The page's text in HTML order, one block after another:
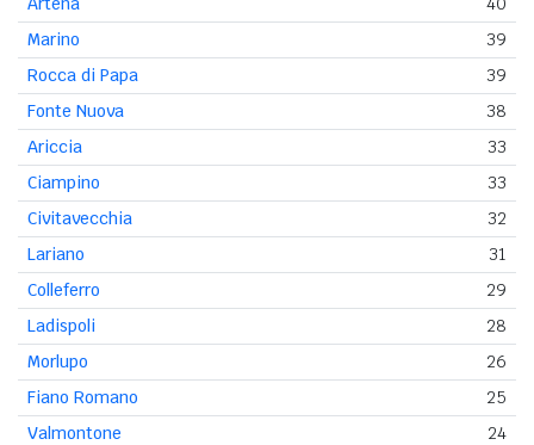
Marino
39
Rocca di Papa
39
Fonte Nuova
38
Ariccia
33
Ciampino
33
Civitavecchia
32
Lariano
31
Colleferro
29
Ladispoli
28
Morlupo
26
Fiano Romano
25
Valmontone
24